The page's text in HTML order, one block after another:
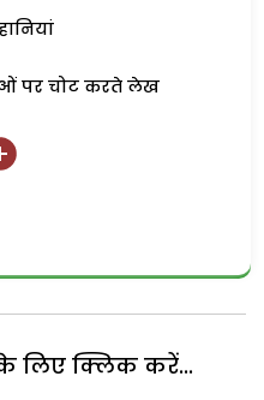
पर चोट करते लेख
लिए क्लिक करें...